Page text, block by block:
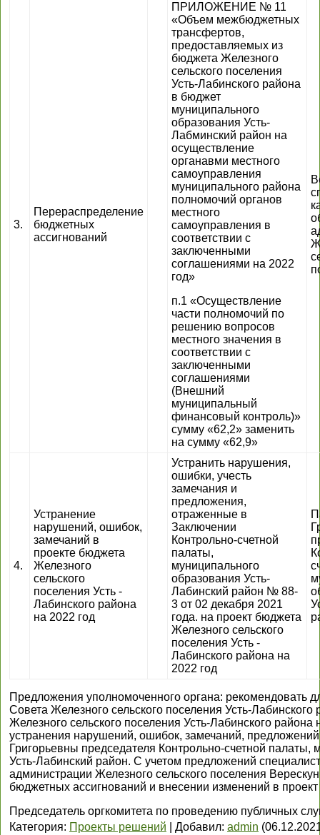
3.
Перераспределение
бюджетных
ассигнований
ПРИЛОЖЕНИЕ № 11
«Объем межбюджетных
трансфертов,
предоставляемых из
бюджета Железного
сельского поселения
Усть-Лабинского района
в бюджет
муниципального
образования Усть-
Лабминский район на
осуществление
органавми местного
самоуправления
муниципального района
полномочий органов
местного
самоуправления в
соответствии с
заключенными
соглашениями на 2022
год»
п.1 «Осуществление
части полномочий по
решению вопросов
местного значения в
соответствии с
заключенными
соглашениями
(Внешний
муниципальный
финансовый контроль)»
сумму «62,2» заменить
на сумму «62,9»
4.
Устранение
нарушений, ошибок,
замечаний в
проекте бюджета
Железного
сельского
поселения Усть -
Лабинского района
на 2022 год
Устранить нарушения,
ошибки, учесть
замечания и
предложения,
отраженные в
Заключении
Контрольно-счетной
палаты,
муниципального
образования Усть-
Лабинский район № 88-
3 от 02 декабря 2021
года. на проект бюджета
Железного сельского
поселения Усть -
Лабинского района на
2022 год
Предложения уполномоченного органа: рекомендовать
Совета Железного сельского поселения Усть-
Железного сельского поселения Усть-Лабинского района
устранения нарушений, ошибок, замечаний,
Григорьевны председателя Контрольно-счетной палаты,
Усть-Лабинский район. С учетом предложений
администрации Железного сельского поселения
бюджетных ассигнований и внесении изменений в
Председатель оргкомитета по проведению публичных
Категория: Проекты решений Добавил: admin